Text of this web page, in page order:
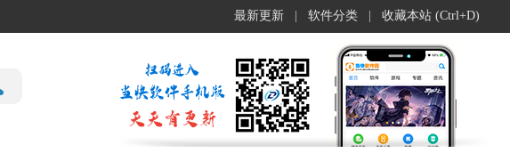
最新更新 软件分类 收藏本站 (Ctrl+D)